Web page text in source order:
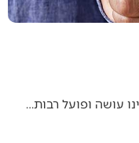
עושה ופועל רבות…